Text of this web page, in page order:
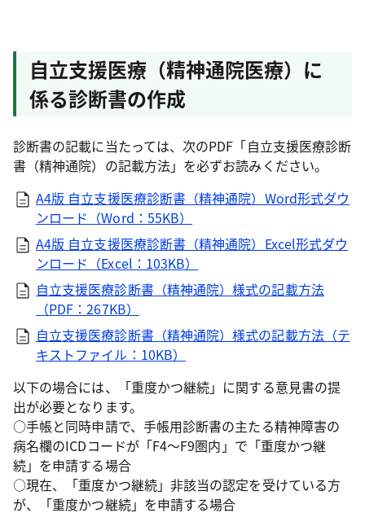
自立支援医療（精神通院医療）に
係る診断書の作成
診断書の記載に当たっては、次のPDF「自立支援医療診断
書（精神通院）の記載方法」を必ずお読みください。
A4版 自立支援医療診断書（精神通院）Word形式ダウ
ンロード（Word：55KB）
A4版 自立支援医療診断書（精神通院）Excel形式ダウ
ンロード（Excel：103KB）
自立支援医療診断書（精神通院）様式の記載方法
（PDF：267KB）
自立支援医療診断書（精神通院）様式の記載方法（テ
キストファイル：10KB）
以下の場合には、「重度かつ継続」に関する意見書の提
出が必要となります。
○手帳と同時申請で、手帳用診断書の主たる精神障害の
病名欄のICDコードが「F4～F9圏内」で「重度かつ継
続」を申請する場合
○現在、「重度かつ継続」非該当の認定を受けている方
が、「重度かつ継続」を申請する場合